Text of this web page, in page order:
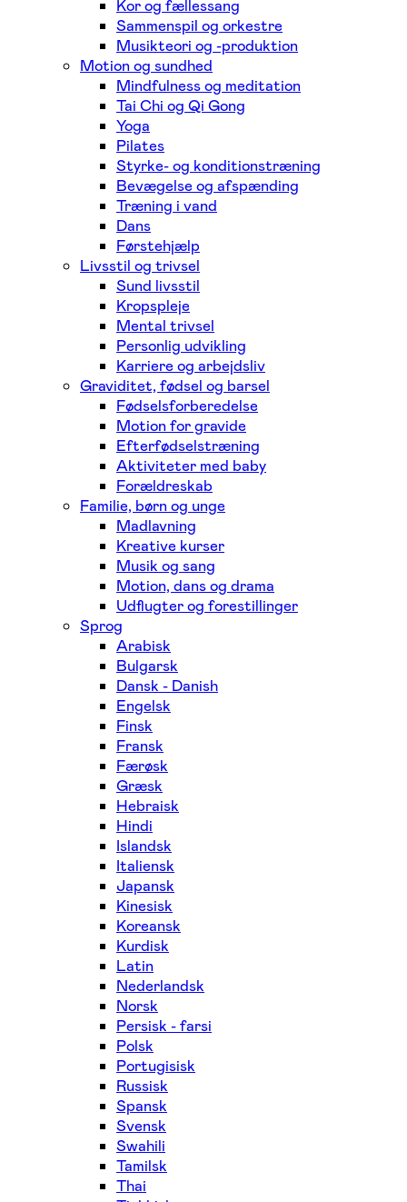
Kor og fællessang
Sammenspil og orkestre
Musikteori og -produktion
Motion og sundhed
Mindfulness og meditation
Tai Chi og Qi Gong
Yoga
Pilates
Styrke- og konditionstræning
Bevægelse og afspænding
Træning i vand
Dans
Førstehjælp
Livsstil og trivsel
Sund livsstil
Kropspleje
Mental trivsel
Personlig udvikling
Karriere og arbejdsliv
Graviditet, fødsel og barsel
Fødselsforberedelse
Motion for gravide
Efterfødselstræning
Aktiviteter med baby
Forældreskab
Familie, børn og unge
Madlavning
Kreative kurser
Musik og sang
Motion, dans og drama
Udflugter og forestillinger
Sprog
Arabisk
Bulgarsk
Dansk - Danish
Engelsk
Finsk
Fransk
Færøsk
Græsk
Hebraisk
Hindi
Islandsk
Italiensk
Japansk
Kinesisk
Koreansk
Kurdisk
Latin
Nederlandsk
Norsk
Persisk - farsi
Polsk
Portugisisk
Russisk
Spansk
Svensk
Swahili
Tamilsk
Thai